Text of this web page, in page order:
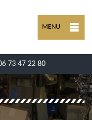
MENU
73 47 22 80